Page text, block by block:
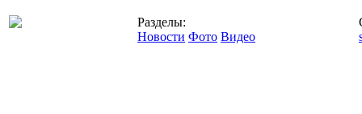
Разделы:
Новости Фото Видео